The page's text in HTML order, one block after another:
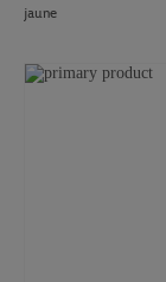
jaune